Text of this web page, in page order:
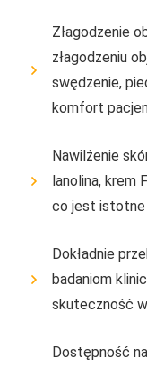
Złagodzenie
złagodzeniu
swędzenie,
komfort
Nawilżenie
lanolina, krem
co jest istotne
Dokładnie
badaniom
skuteczność
Dostępność